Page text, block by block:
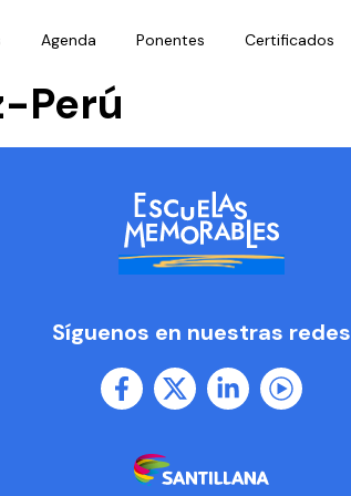
Agenda Ponentes Certificados
Perú
Síguenos en nuestras redes